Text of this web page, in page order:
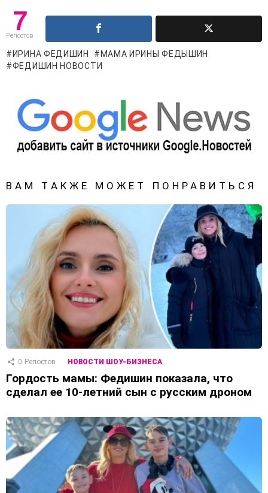
7
Репостов
ИРИНА ФЕДИШИН
МАМА ИРИНЫ ФЕДЫШИН
ФЕДИШИН НОВОСТИ
ВАМ ТАКЖЕ МОЖЕТ ПОНРАВИТЬСЯ
0 Репостов НОВОСТИ ШОУ-БИЗНЕСА
Гордость мамы: Федишин показала, что
сделал ее 10-летний сын с русским дроном